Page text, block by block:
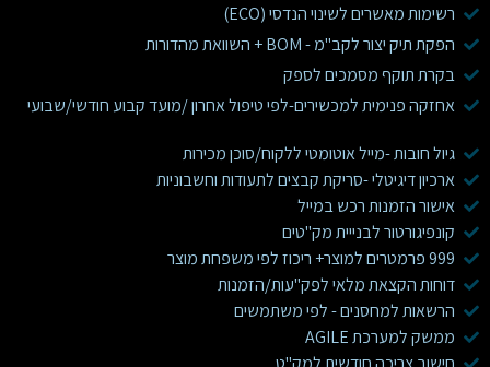
רשימות מאשרים לשינוי הנדסי (ECO)
הפקת תיק יצור לקב"מ - BOM + השוואת מהדורות
בקרת תוקף מסמכים לספק
אחזקה פנימית למכשירים-לפי טיפול אחרון /מועד קבוע חודשי/שבועי
גיול חובות -מייל אוטומטי ללקוח/סוכן מכירות
ארכיון דיגיטלי -סריקת קבצים לתעודות וחשבוניות
אישור הזמנות רכש במייל
קונפיגורטור לבנייית מק"טים
999 פרמטרים למוצר+ ריכוז לפי משפחת מוצר
דוחות הקצאת מלאי לפק"עות/הזמנות
הרשאות למחסנים - לפי משתמשים
ממשק למערכת AGILE